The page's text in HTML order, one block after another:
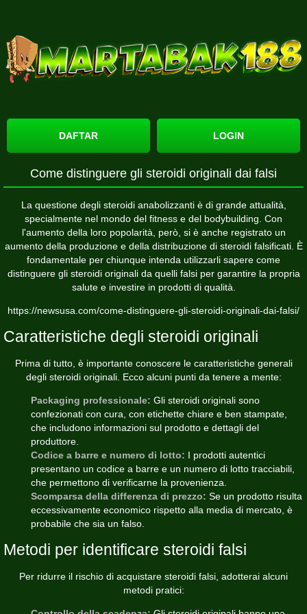
DAFTAR LOGIN
Come distinguere gli steroidi originali dai falsi
La questione degli steroidi anabolizzanti è di grande attualità,
specialmente nel mondo del fitness e del bodybuilding. Con
l'aumento della loro popolarità, però, si è anche registrato un
aumento della produzione e della distribuzione di steroidi falsificati. È
fondamentale per chiunque intenda utilizzarli sapere come
distinguere gli steroidi originali da quelli falsi per garantire la propria
salute e investire in prodotti di qualità.
https://newsusa.com/come-distinguere-gli-steroidi-originali-dai-falsi/
Caratteristiche degli steroidi originali
Prima di tutto, è importante conoscere le caratteristiche generali
degli steroidi originali. Ecco alcuni punti da tenere a mente:
Packaging professionale: Gli steroidi originali sono
confezionati con cura, con etichette chiare e ben stampate,
che includono informazioni sul prodotto e dettagli del
produttore.
Codice a barre e numero di lotto: I prodotti autentici
presentano un codice a barre e un numero di lotto tracciabili,
che permettono di verificarne la provenienza.
Scomparsa della differenza di prezzo: Se un prodotto risulta
eccessivamente economico rispetto alla media di mercato, è
probabile che sia un falso.
Metodi per identificare steroidi falsi
Per ridurre il rischio di acquistare steroidi falsi, adotterai alcuni
metodi pratici: